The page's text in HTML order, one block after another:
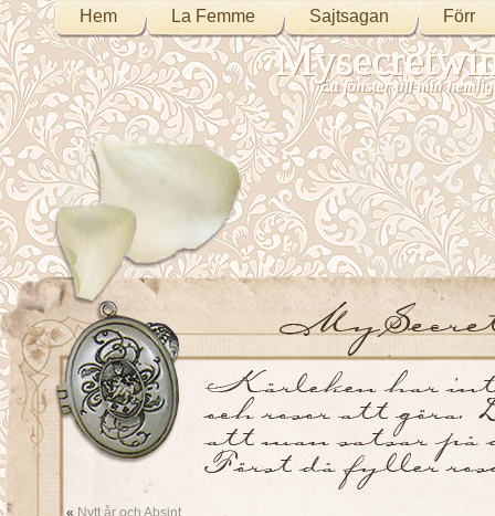
Hem La Femme Sajtsagan Förr
Ett fönster till min
« Nytt år och Absint